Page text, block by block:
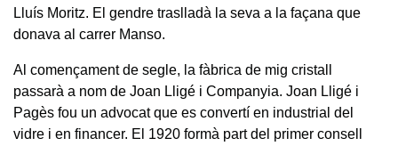
Lluís Moritz. El gendre traslladà la seva a la façana que
donava al carrer Manso.
Al començament de segle, la fàbrica de mig cristall
passarà a nom de Joan Lligé i Companyia. Joan Lligé i
Pagès fou un advocat que es convertí en industrial del
vidre i en financer. El 1920 formà part del primer consell